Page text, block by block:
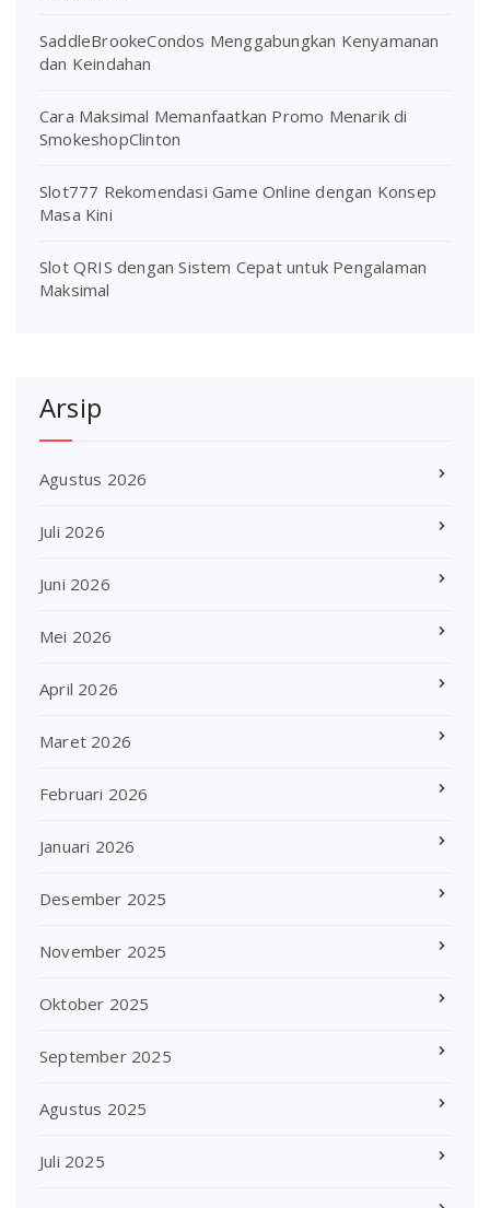
SaddleBrookeCondos Menggabungkan Kenyamanan
dan Keindahan
Cara Maksimal Memanfaatkan Promo Menarik di
SmokeshopClinton
Slot777 Rekomendasi Game Online dengan Konsep
Masa Kini
Slot QRIS dengan Sistem Cepat untuk Pengalaman
Maksimal
Arsip
Agustus 2026
Juli 2026
Juni 2026
Mei 2026
April 2026
Maret 2026
Februari 2026
Januari 2026
Desember 2025
November 2025
Oktober 2025
September 2025
Agustus 2025
Juli 2025